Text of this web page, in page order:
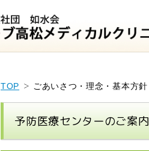
TOP ごあいさつ・理念・基本方針
予防医療センターのご案内